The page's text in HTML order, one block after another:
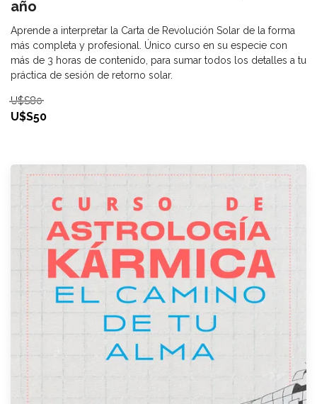
año
Aprende a interpretar la Carta de Revolución Solar de la forma
más completa y profesional. Único curso en su especie con
más de 3 horas de contenido, para sumar todos los detalles a tu
práctica de sesión de retorno solar.
U$S80
U$S50